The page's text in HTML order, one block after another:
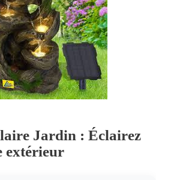
Jardin : Éclairez
extérieur